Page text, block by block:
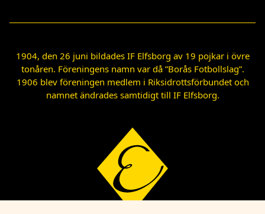
1904, den 26 juni bildades IF Elfsborg av 19 pojkar i övre
tonåren. Föreningens namn var då ”Borås Fotbollslag”.
1906 blev föreningen medlem i Riksidrottsförbundet och
namnet ändrades samtidigt till IF Elfsborg.